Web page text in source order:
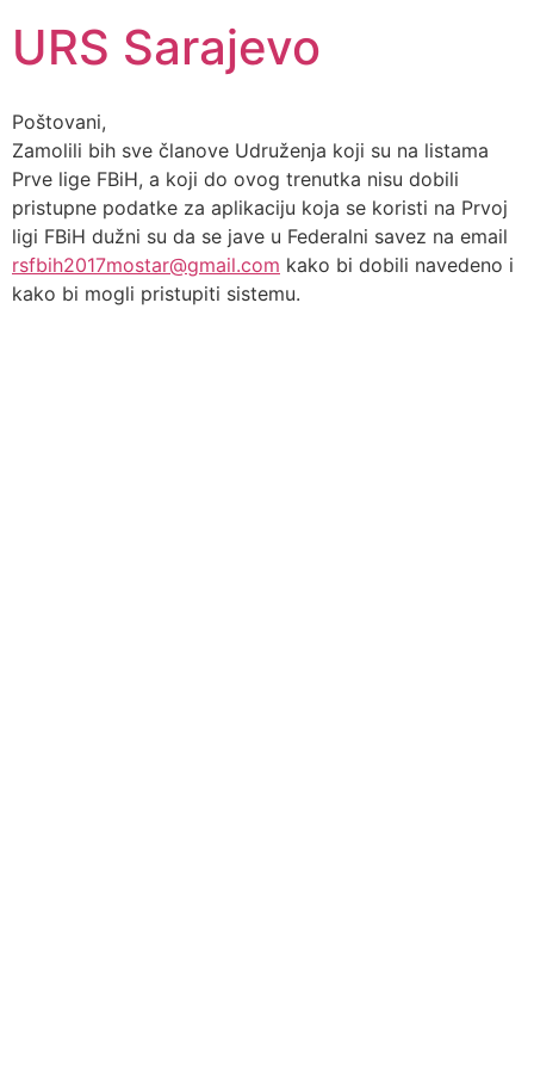
URS Sarajevo
Poštovani,
Zamolili bih sve članove Udruženja koji su na listama
Prve lige FBiH, a koji do ovog trenutka nisu dobili
pristupne podatke za aplikaciju koja se koristi na Prvoj
ligi FBiH dužni su da se jave u Federalni savez na email
rsfbih2017mostar@gmail.com kako bi dobili navedeno i
kako bi mogli pristupiti sistemu.